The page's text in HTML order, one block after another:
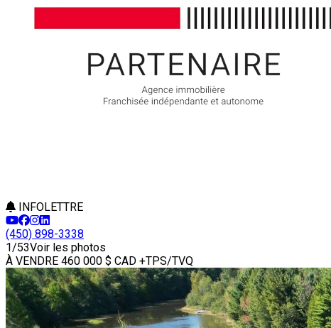
INFOLETTRE
(450) 898-3338
1/53Voir les photos
À VENDRE 460 000 $ CAD +TPS/TVQ